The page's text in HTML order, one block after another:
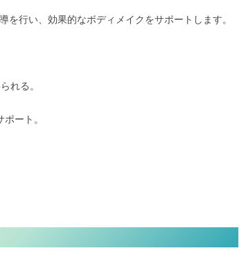
行い、効果的なボディメイクをサポートします。
れる。
ート。